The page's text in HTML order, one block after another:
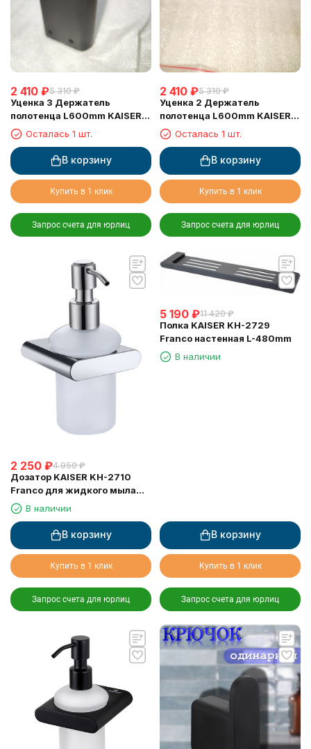
2 410 ₽5 310 ₽
Уценка 3 Держатель
полотенца L600mm KAISER
KH-2727 60 см
Осталась 1 шт.
В корзину
Купить в 1 клик
Запрос счета для юрлиц
2 410 ₽5 310 ₽
Уценка 2 Держатель
полотенца L600mm KAISER
KH-2727 60 см
Осталась 1 шт.
В корзину
Купить в 1 клик
Запрос счета для юрлиц
2 250 ₽4 950 ₽
Дозатор KAISER KH-2710
Franco для жидкого мыла
настенный
В наличии
В корзину
Купить в 1 клик
Запрос счета для юрлиц
5 190 ₽11 420 ₽
Полка KAISER KH-2729
Franco настенная L-480mm
В наличии
В корзину
Купить в 1 клик
Запрос счета для юрлиц